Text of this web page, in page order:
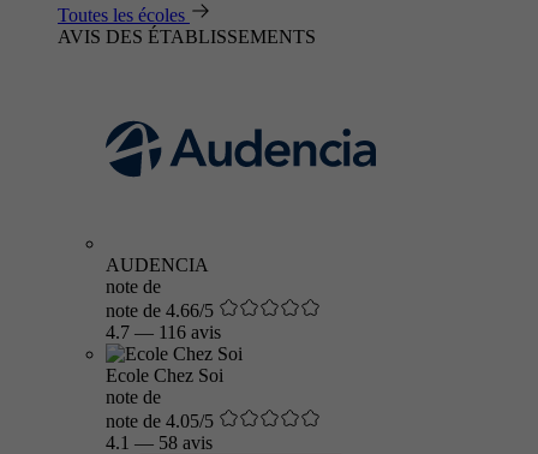
Toutes les écoles
AVIS DES ÉTABLISSEMENTS
AUDENCIA
note de
note de 4.66/5
4.7 — 116 avis
Ecole Chez Soi
note de
note de 4.05/5
4.1 — 58 avis